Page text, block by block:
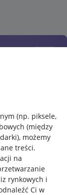
(np. piksele,
(między
, możemy
treści.
na
rynkowych i
Ci w